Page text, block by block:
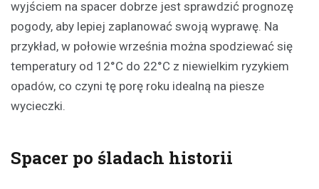
wyjściem na spacer dobrze jest sprawdzić prognozę
pogody, aby lepiej zaplanować swoją wyprawę. Na
przykład, w połowie września można spodziewać się
temperatury od 12°C do 22°C z niewielkim ryzykiem
opadów, co czyni tę porę roku idealną na piesze
wycieczki.
Spacer po śladach historii